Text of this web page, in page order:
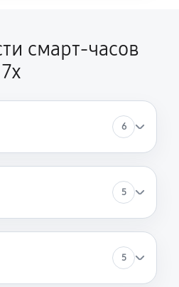
смарт-часов
6
5
5